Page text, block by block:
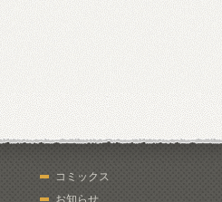
コミックス
お知らせ